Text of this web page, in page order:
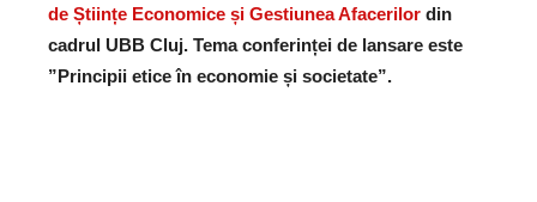
de Științe Economice și Gestiunea Afacerilor din
cadrul UBB Cluj. Tema conferinței de lansare este
”Principii etice în economie și societate”.